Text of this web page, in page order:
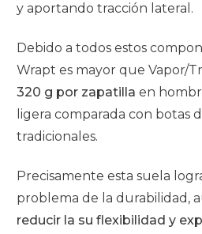
y aportando tracción lateral.
Debido a todos estos
Wrapt es mayor que Vapor/
320 g por zapatilla en
ligera comparada con botas
tradicionales.
Precisamente esta suela
problema de la durabilidad,
reducir la su flexibilidad y